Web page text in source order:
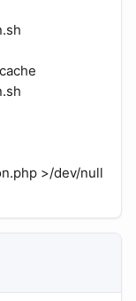
>/dev/null